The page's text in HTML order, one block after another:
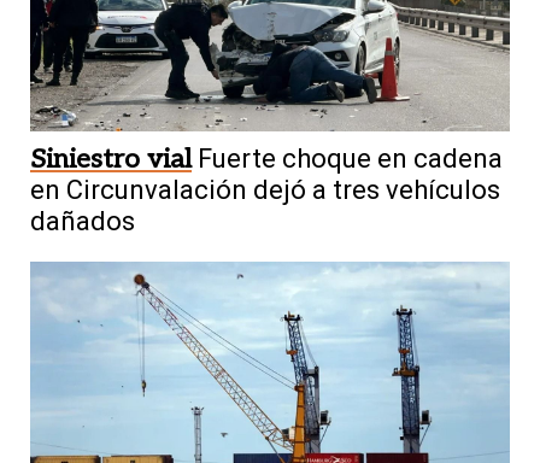
Siniestro vial Fuerte choque en cadena
en Circunvalación dejó a tres vehículos
dañados